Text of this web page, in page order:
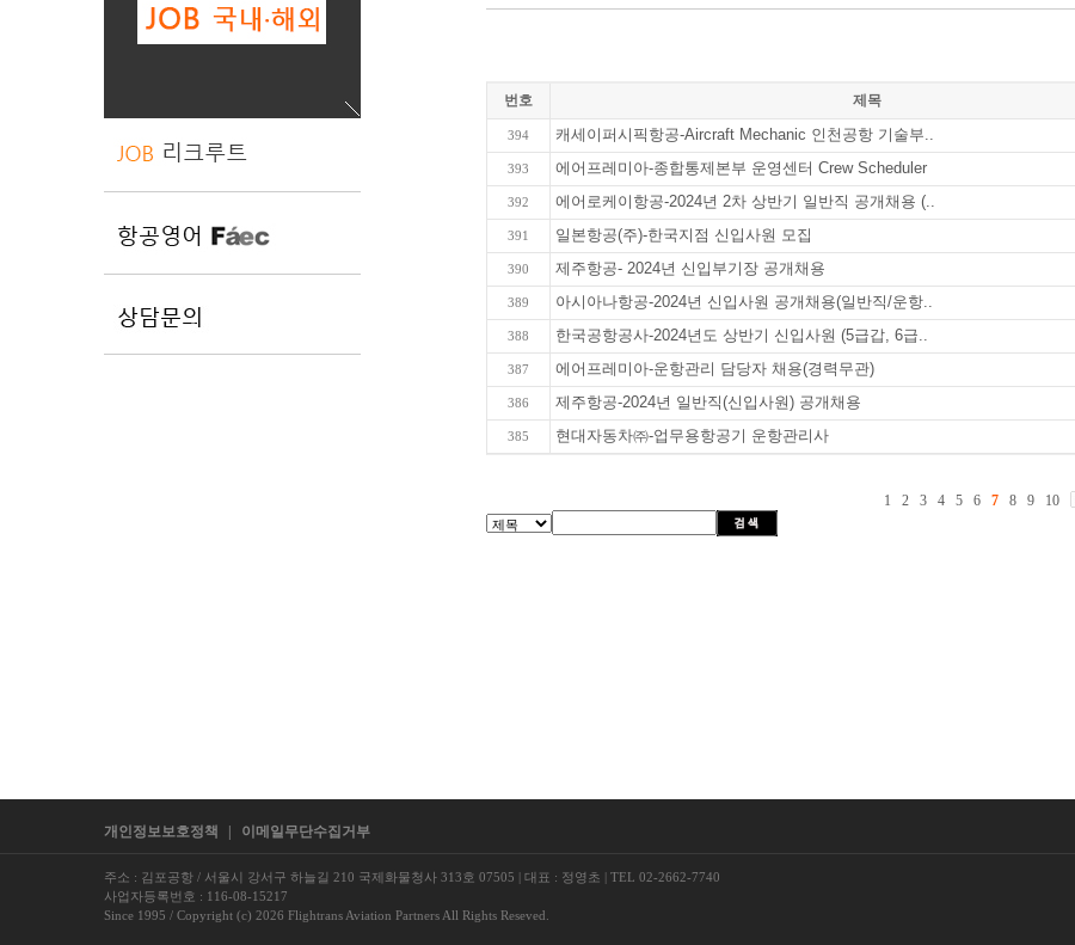
번호 제목
394 캐세이퍼시픽항공-Aircraft Mechanic 인천공항 기술부..
393 에어프레미아-종합통제본부 운영센터 Crew Scheduler
392 에어로케이항공-2024년 2차 상반기 일반직 공개채용 (..
391 일본항공(주)-한국지점 신입사원 모집
390 제주항공- 2024년 신입부기장 공개채용
389 아시아나항공-2024년 신입사원 공개채용(일반직/운항..
388 한국공항공사-2024년도 상반기 신입사원 (5급갑, 6급..
387 에어프레미아-운항관리 담당자 채용(경력무관)
386 제주항공-2024년 일반직(신입사원) 공개채용
385 현대자동차㈜-업무용항공기 운항관리사
1 2 3 4 5 6 7 8 9 10
개인정보보호정책 이메일무단수집거부
주소 : 김포공항 / 서울시 강서구 하늘길 210 국제화물청사 313호 07505 | 대표 : 정영초 | TEL 02-2662-7740
사업자등록번호 : 116-08-15217
Since 1995 / Copyright (c) 2026 Flightrans Aviation Partners All Rights Reseved.